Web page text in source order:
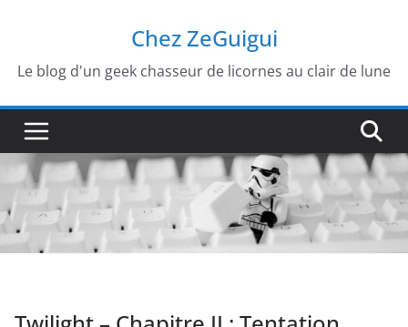
contenu
Chez ZeGuigui
Le blog d'un geek chasseur de licornes au clair de lune